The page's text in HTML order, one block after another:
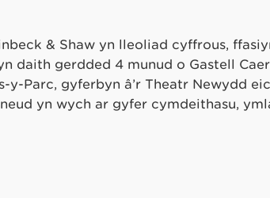
& Shaw yn lleoliad cyffrous,
daith gerdded 4 munud o Gastell
y-Parc, gyferbyn â’r Theatr Newydd
yn wych ar gyfer cymdeithasu,